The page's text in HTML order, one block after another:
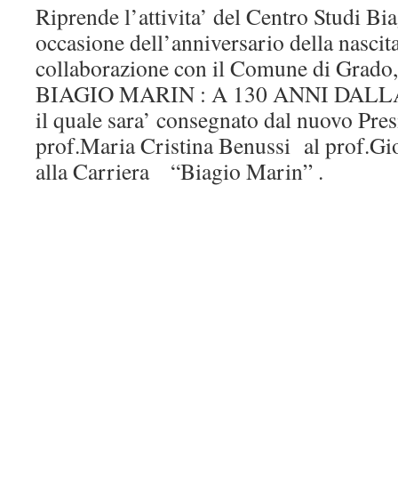
Riprende l’attivita’ del Centro Studi
occasione dell’anniversario della
collaborazione con il Comune di
BIAGIO MARIN : A 130 ANNI
il quale sara’ consegnato dal nuovo
prof.Maria Cristina Benussi al
alla Carriera “Biagio Marin” .